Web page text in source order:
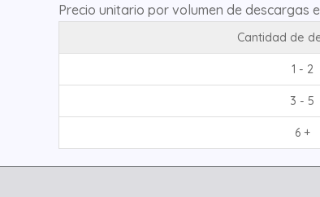
Precio unitario por volumen de descargas
Cantidad de
1 - 2
3 - 5
6 +